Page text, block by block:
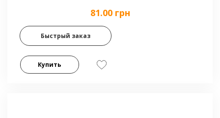
81.00 грн
Быстрый заказ
Купить